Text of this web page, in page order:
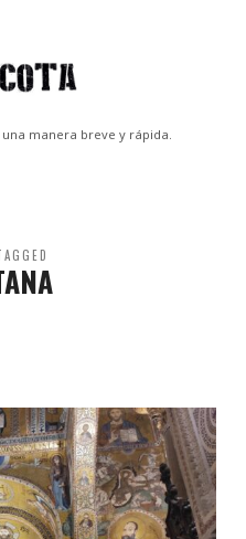
manera breve y rápida.